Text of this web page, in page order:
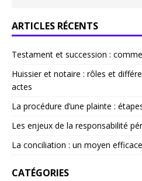
ARTICLES RÉCENTS
Testament et succession :
Huissier et notaire : rôles et
actes
La procédure d’une plainte :
Les enjeux de la responsabilité
La conciliation : un moyen
CATÉGORIES